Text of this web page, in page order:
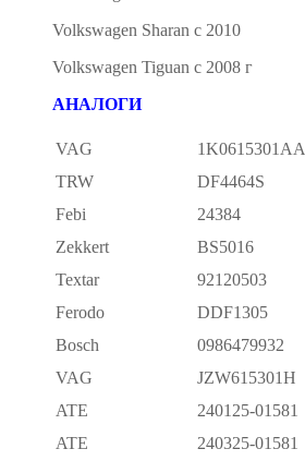
Volkswagen Sharan с 2010
Volkswagen Tiguan с 2008 г
АНАЛОГИ
VAG
1K0615301AA
TRW
DF4464S
Febi
24384
Zekkert
BS5016
Textar
92120503
Ferodo
DDF1305
Bosch
0986479932
VAG
JZW615301H
ATE
240125-01581
ATE
240325-01581